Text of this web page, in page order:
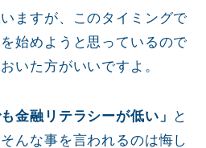
ますが、このタイミングで
始めようと思っているので
いた方がいいですよ。
金融リテラシーが低い」
と
んな事を言われるのは悔し